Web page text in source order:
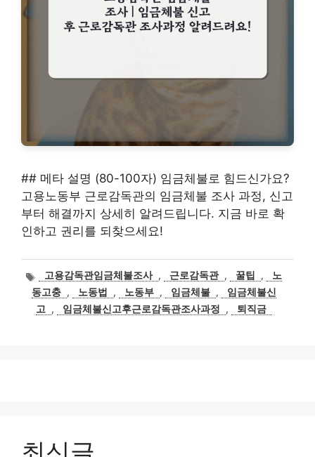
## 메타 설명 (80-100자) 임금체불로 힘드신가요?
고용노동부 근로감독관의 임금체불 조사 과정, 신고
부터 해결까지 상세히 알려드립니다. 지금 바로 확
인하고 권리를 되찾으세요!
태
그
고용감독관임금체불조사 , 근로감독관 , 꿀팁 ,
노
동고충 , 노동법 , 노동부 , 임금체불 ,
임금체불신
고
, 임금체불신고후근로감독관조사과정 , 퇴직금